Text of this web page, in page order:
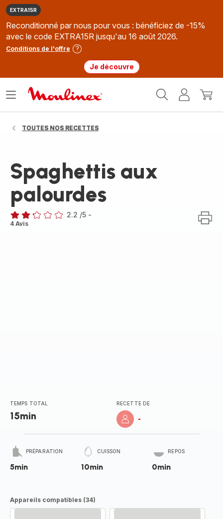
EXTRA15R
Reconditionné par nous pour vous : bénéficiez de -15%
avec le code EXTRA15R jusqu'au 16 août 2026.
Conditions de l'offre
Je découvre
MonMon
Ouvrir
TOUTES NOS RECETTES
Spaghettis aux
palourdes
ratings.2.2
2.2 /5 -
4 Avis
TEMPS TOTAL
15min
RECETTE DE
-
PRÉPARATION
5min
CUISSON
10min
REPOS
0min
Appareils compatibles (34)